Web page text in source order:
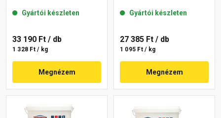
Gyártói készleten
33 190 Ft / db
1 328 Ft / kg
Megnézem
17-D 25 kg
Gyártói készleten
27 385 Ft / db
1 095 Ft / kg
Megnézem